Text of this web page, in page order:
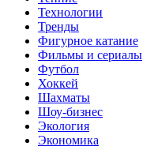
Технологии
Тренды
Фигурное катание
Фильмы и сериалы
Футбол
Хоккей
Шахматы
Шоу-бизнес
Экология
Экономика